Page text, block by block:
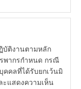
บัติงานตามหลัก
พากรกำหนด กรณี
คลที่ได้รับยกเว้นมิ
ะแสดงความเห็น